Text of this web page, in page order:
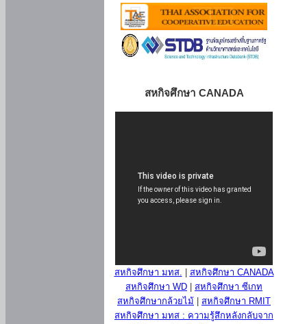
สหกิจศึกษา CANADA
สหกิจศึกษา มทส.
สหกิจศึกษา CANADA
สหกิจศึกษา WD
สหกิจศึกษา ซีเกท
สหกิจศึกษากล้วยไม้
สหกิจศึกษา RMIT
สหกิจศึกษา มทส : ความรู้สึกหลังกลับจาก